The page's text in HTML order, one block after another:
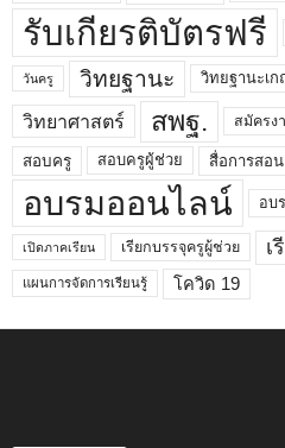
รับเกียรติบัตรฟรี
วันครู วิทยฐานะ วิทยฐานะเ
วิทยาศาสตร์ สพฐ. สมัครง
สอบครู สอบครูผู้ช่วย สื่อการสอน
อบรมออนไลน์ อบ
เปิดภาคเรียน เรียกบรรจุครูผู้ช่วย เ
แผนการจัดการเรียนรู้ โควิด 19